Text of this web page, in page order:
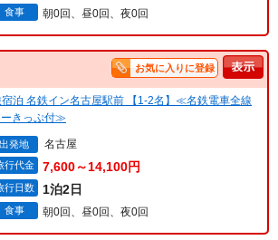
食事 朝0回、昼0回、夜0回
お気に入りに登録
泊 名鉄イン名古屋駅前 【1-2名】≪名鉄電車全線
ーきっぷ付≫
出発地 名古屋
行代金 7,600～14,100円
行日数 1泊2日
食事 朝0回、昼0回、夜0回